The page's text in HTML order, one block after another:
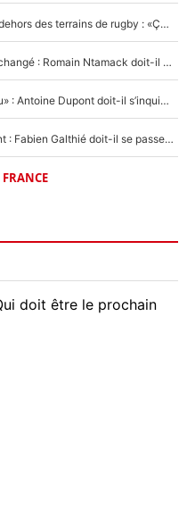
La raison d'être de Matthieu Jalibert en dehors des terrains de rugby : «Ça m'atteint autant que si tu touches à un membre de ma famille»
XV de France - Matthieu Jalibert a tout changé : Romain Ntamack doit-il s’inquiéter pour sa place à un an de la Coupe du monde ?
«Le XV de France est meilleur avec Lucu» : Antoine Dupont doit-il s’inquiéter pour sa place ?
Le XV de France a trouvé son remplaçant : Fabien Galthié doit-il se passer d'Antoine Dupont ?
doit être le prochain